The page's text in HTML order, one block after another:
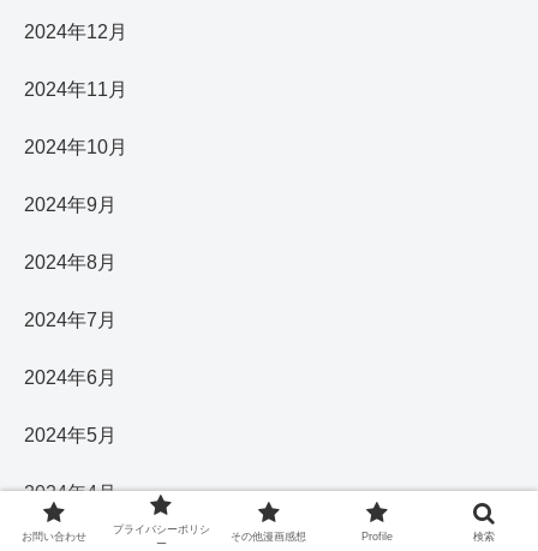
2024年12月
2024年11月
2024年10月
2024年9月
2024年8月
2024年7月
2024年6月
2024年5月
2024年4月
お問い合わせ
プライバシーポリシ
ー
その他漫画感想 Profile 検索